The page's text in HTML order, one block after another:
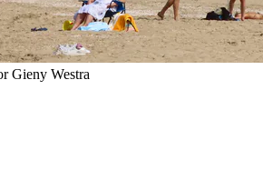
Gieny Westra